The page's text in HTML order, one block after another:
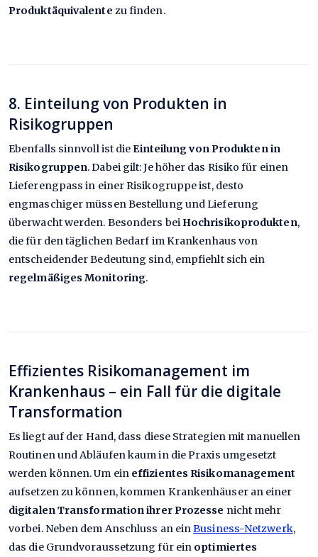
Produktäquivalente zu finden.
8. Einteilung von Produkten in
Risikogruppen
Ebenfalls sinnvoll ist dieEinteilung von Produkten in
Risikogruppen. Dabei gilt: Je höher das Risiko für einen
Lieferengpass in einer Risikogruppe ist, desto
engmaschiger müssen Bestellung und Lieferung
überwacht werden. Besonders bei Hochrisikoprodukten,
die für den täglichen Bedarf im Krankenhaus von
entscheidender Bedeutung sind, empfiehlt sich ein
regelmäßiges Monitoring.
Effizientes Risikomanagement im
Krankenhaus – ein Fall für die digitale
Transformation
Es liegt auf der Hand, dass diese Strategien mit manuellen
Routinen und Abläufen kaum in die Praxis umgesetzt
werden können. Um ein effizientes Risikomanagement
aufsetzen zu können, kommen Krankenhäuser an einer
digitalen Transformation ihrer Prozesse nicht mehr
vorbei. Neben dem Anschluss an einBusiness-Netzwerk,
das die Grundvoraussetzung für ein optimiertes